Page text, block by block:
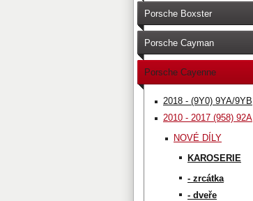
Porsche Boxster
Porsche Cayman
Porsche Cayenne
2018 - (9Y0) 9YA/9YB
2010 - 2017 (958) 92A
NOVÉ DÍLY
KAROSERIE
- zrcátka
- dveře